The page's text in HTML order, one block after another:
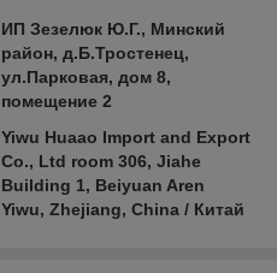
ИП Зезелюк Ю.Г., Минский
район, д.Б.Тростенец,
ул.Парковая, дом 8,
помещение 2
Yiwu Huaao Import and Export
Co., Ltd room 306, Jiahe
Building 1, Beiyuan Aren
Yiwu, Zhejiang, China / Китай